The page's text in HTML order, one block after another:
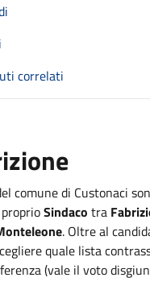
correlati
comune di Custonaci
Sindaco tra
. Oltre al
quale lista
(vale il voto